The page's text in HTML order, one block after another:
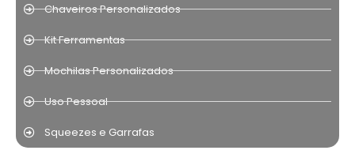
Chaveiros Personalizados
Kit Ferramentas
Mochilas Personalizados
Uso Pessoal
Squeezes e Garrafas